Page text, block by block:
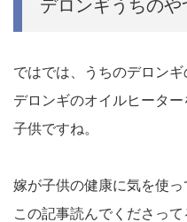
デロンギうちのや
ではでは、うちのデロンギ
デロンギのオイルヒータ
子供ですね。
嫁が子供の健康に気を使っ
この記事読んでくださっ